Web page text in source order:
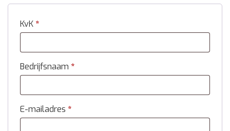
KvK *
Bedrijfsnaam *
E-mailadres *